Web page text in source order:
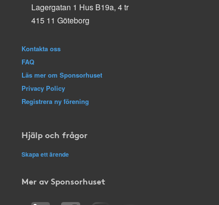
Lagergatan 1 Hus B19a, 4 tr
415 11 Göteborg
Kontakta oss
FAQ
Läs mer om Sponsorhuset
Privacy Policy
Registrera ny förening
Hjälp och frågor
Skapa ett ärende
Mer av Sponsorhuset